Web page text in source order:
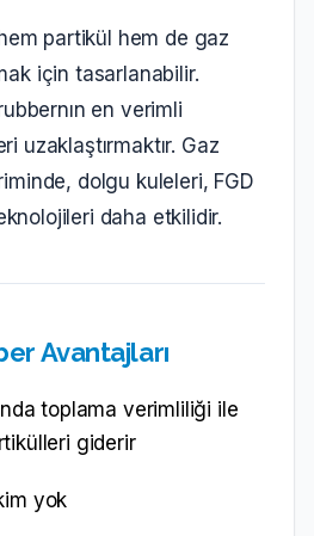
partikül hem de gaz
için tasarlanabilir.
en verimli
uzaklaştırmaktır. Gaz
dolgu kuleleri, FGD
daha etkilidir.
Avantajları
toplama verimliliği ile
giderir
yok